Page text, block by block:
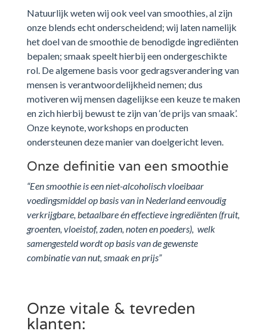
Natuurlijk weten wij ook veel van smoothies, al zijn
onze blends echt onderscheidend; wij laten namelijk
het doel van de smoothie de benodigde ingrediënten
bepalen; smaak speelt hierbij een ondergeschikte
rol. De algemene basis voor gedragsverandering van
mensen is verantwoordelijkheid nemen; dus
motiveren wij mensen dagelijkse een keuze te maken
en zich hierbij bewust te zijn van ‘de prijs van smaak’.
Onze keynote, workshops en producten
ondersteunen deze manier van doelgericht leven.
Onze definitie van een smoothie
“Een smoothie is een niet-alcoholisch vloeibaar
voedingsmiddel op basis van in Nederland eenvoudig
verkrijgbare, betaalbare én effectieve ingrediënten (fruit,
groenten, vloeistof, zaden, noten en poeders), welk
samengesteld wordt op basis van de gewenste
combinatie van nut, smaak en prijs”
Onze vitale & tevreden
klanten: